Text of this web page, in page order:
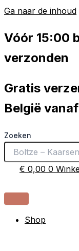
Ga naar de inhoud
Vóór 15:00
verzonden
Gratis
België
Zoeken
€ 0,00 0
Shop